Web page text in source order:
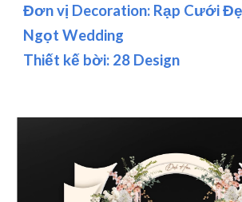
Đơn vị Decoration: Rạp Cưới
Ngọt Wedding
Thiết kế bời: 28 Design